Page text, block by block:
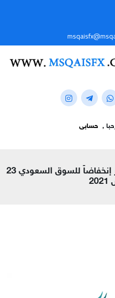
, حسابى
الأسهم الأكثر إرتفاعاً و الأكثر إنخفاضاً للسوق السعودي 23